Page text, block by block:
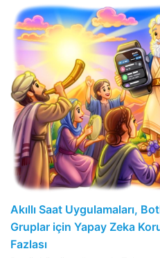
Akıllı Saat Uygulamaları,
Gruplar için Yapay Zeka
Fazlası